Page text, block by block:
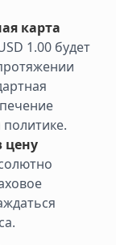
карта
1.00 будет
цену